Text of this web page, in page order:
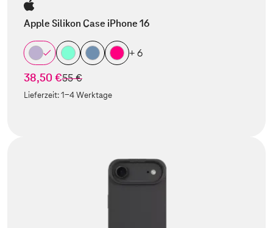
Apple Silikon Case iPhone 16
+ 6
38,50 €statt
55 €
Lieferzeit:1-4 Werktage